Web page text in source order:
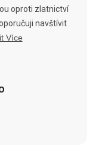
oproti zlatnictví
navštívit
Více